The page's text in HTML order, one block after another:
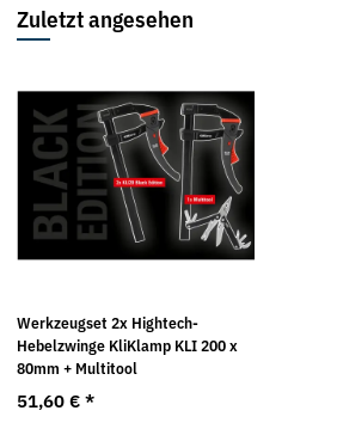
Zuletzt angesehen
Werkzeugset 2x Hightech-
Hebelzwinge KliKlamp KLI 200 x
80mm + Multitool
51,60 € *